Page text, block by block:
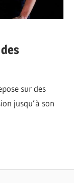
sur des
jusqu’à son